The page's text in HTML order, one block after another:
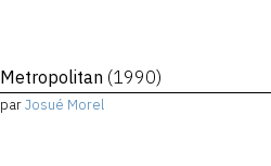
Metropolitan (1990)
parJosué Morel